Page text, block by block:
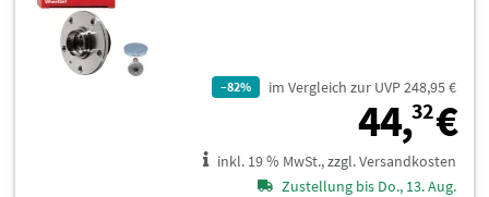
–82% im Vergleich zur UVP 248,95 €
44,32€
inkl. 19 % MwSt., zzgl. Versandkosten
Zustellung bis Do., 13. Aug.